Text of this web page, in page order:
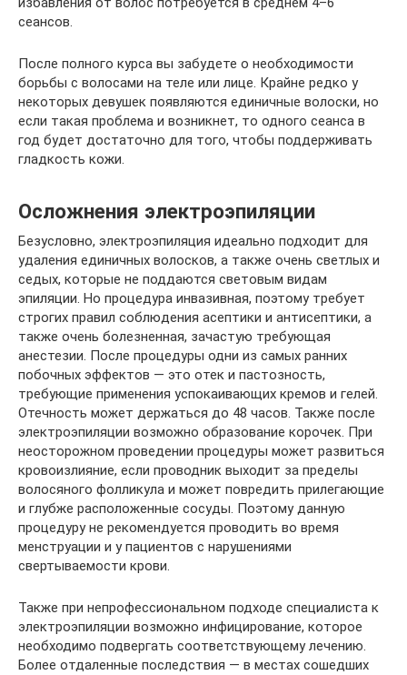
сеансов.
После полного курса вы забудете о необходимости
борьбы с волосами на теле или лице. Крайне редко у
некоторых девушек появляются единичные волоски, но
если такая проблема и возникнет, то одного сеанса в
год будет достаточно для того, чтобы поддерживать
гладкость кожи.
Осложнения электроэпиляции
Безусловно, электроэпиляция идеально подходит для
удаления единичных волосков, а также очень светлых и
седых, которые не поддаются световым видам
эпиляции. Но процедура инвазивная, поэтому требует
строгих правил соблюдения асептики и антисептики, а
также очень болезненная, зачастую требующая
анестезии. После процедуры одни из самых ранних
побочных эффектов — это отек и пастозность,
требующие применения успокаивающих кремов и гелей.
Отечность может держаться до 48 часов. Также после
электроэпиляции возможно образование корочек. При
неосторожном проведении процедуры может развиться
кровоизлияние, если проводник выходит за пределы
волосяного фолликула и может повредить прилегающие
и глубже расположенные сосуды. Поэтому данную
процедуру не рекомендуется проводить во время
менструации и у пациентов с нарушениями
свертываемости крови.
Также при непрофессиональном подходе специалиста к
электроэпиляции возможно инфицирование, которое
необходимо подвергать соответствующему лечению.
Более отдаленные последствия — в местах сошедших